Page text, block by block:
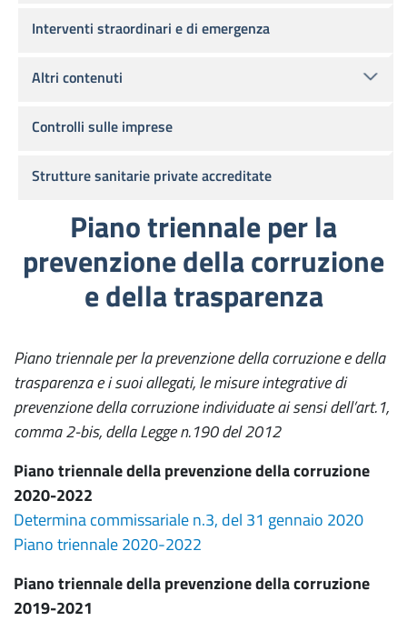
Piano triennale per la
prevenzione della corruzione
e della trasparenza
Piano triennale per la prevenzione della corruzione e della
trasparenza e i suoi allegati, le misure integrative di
prevenzione della corruzione individuate ai sensi dell’art.1,
comma 2-bis, della Legge n.190 del 2012
Piano triennale della prevenzione della corruzione
2020-2022
Determina commissariale n.3, del 31 gennaio 2020
Piano triennale 2020-2022
Piano triennale della prevenzione della corruzione
2019-2021
Interventi straordinari e di emergenza
Altri contenuti
Controlli sulle imprese
Strutture sanitarie private accreditate